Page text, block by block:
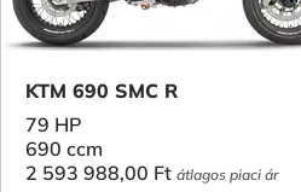
KTM 690 SMC R
79 HP
690 ccm
2 593 988,00 Ft átlagos piaci ár